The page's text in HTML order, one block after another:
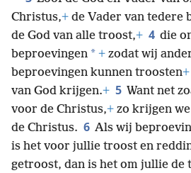
Christus,+ de Vader van tedere
de God van alle troost,+ 4 die
beproevingen * + zodat wij
beproevingen kunnen troosten+
van God krijgen.+ 5 Want net
voor de Christus,+ zo krijgen
de Christus. 6 Als wij
is het voor jullie troost en
getroost, dan is het om jullie de